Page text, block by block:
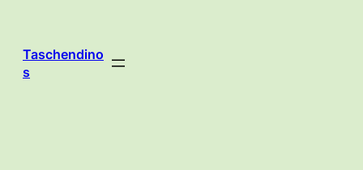
springen
Taschendino
s